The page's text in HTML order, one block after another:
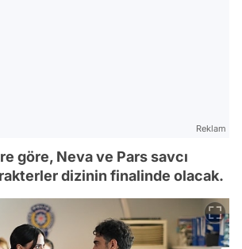
Reklam
göre, Neva ve Pars savcı
dizinin finalinde olacak.